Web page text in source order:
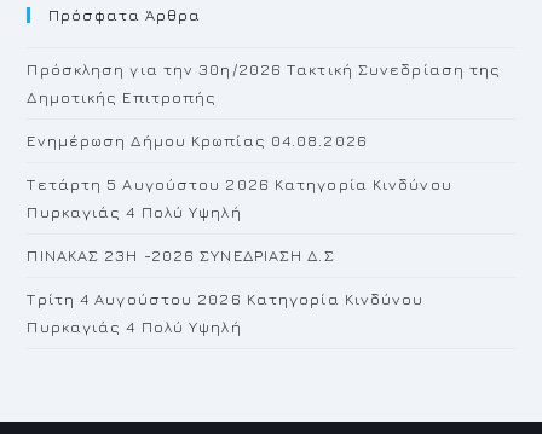
Πρόσφατα Άρθρα
Πρόσκληση για την 30η/2026 Τακτική Συνεδρίαση της
Δημοτικής Επιτροπής
Ενημέρωση Δήμου Κρωπίας 04.08.2026
Τετάρτη 5 Αυγούστου 2026 Κατηγορία Κινδύνου
Πυρκαγιάς 4 Πολύ Υψηλή
ΠΙΝΑΚΑΣ 23H -2026 ΣΥΝΕΔΡΙΑΣΗ Δ.Σ
Τρίτη 4 Αυγούστου 2026 Κατηγορία Κινδύνου
Πυρκαγιάς 4 Πολύ Υψηλή